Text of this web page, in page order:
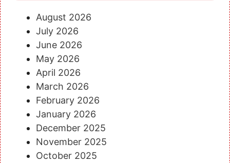
August 2026
July 2026
June 2026
May 2026
April 2026
March 2026
February 2026
January 2026
December 2025
November 2025
October 2025